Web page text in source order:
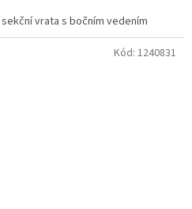
vrata s bočním vedením
Kód: 1240831